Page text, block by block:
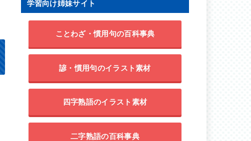
学習向け姉妹サイト
ことわざ・慣用句の百科事典
諺・慣用句のイラスト素材
四字熟語のイラスト素材
二字熟語の百科事典